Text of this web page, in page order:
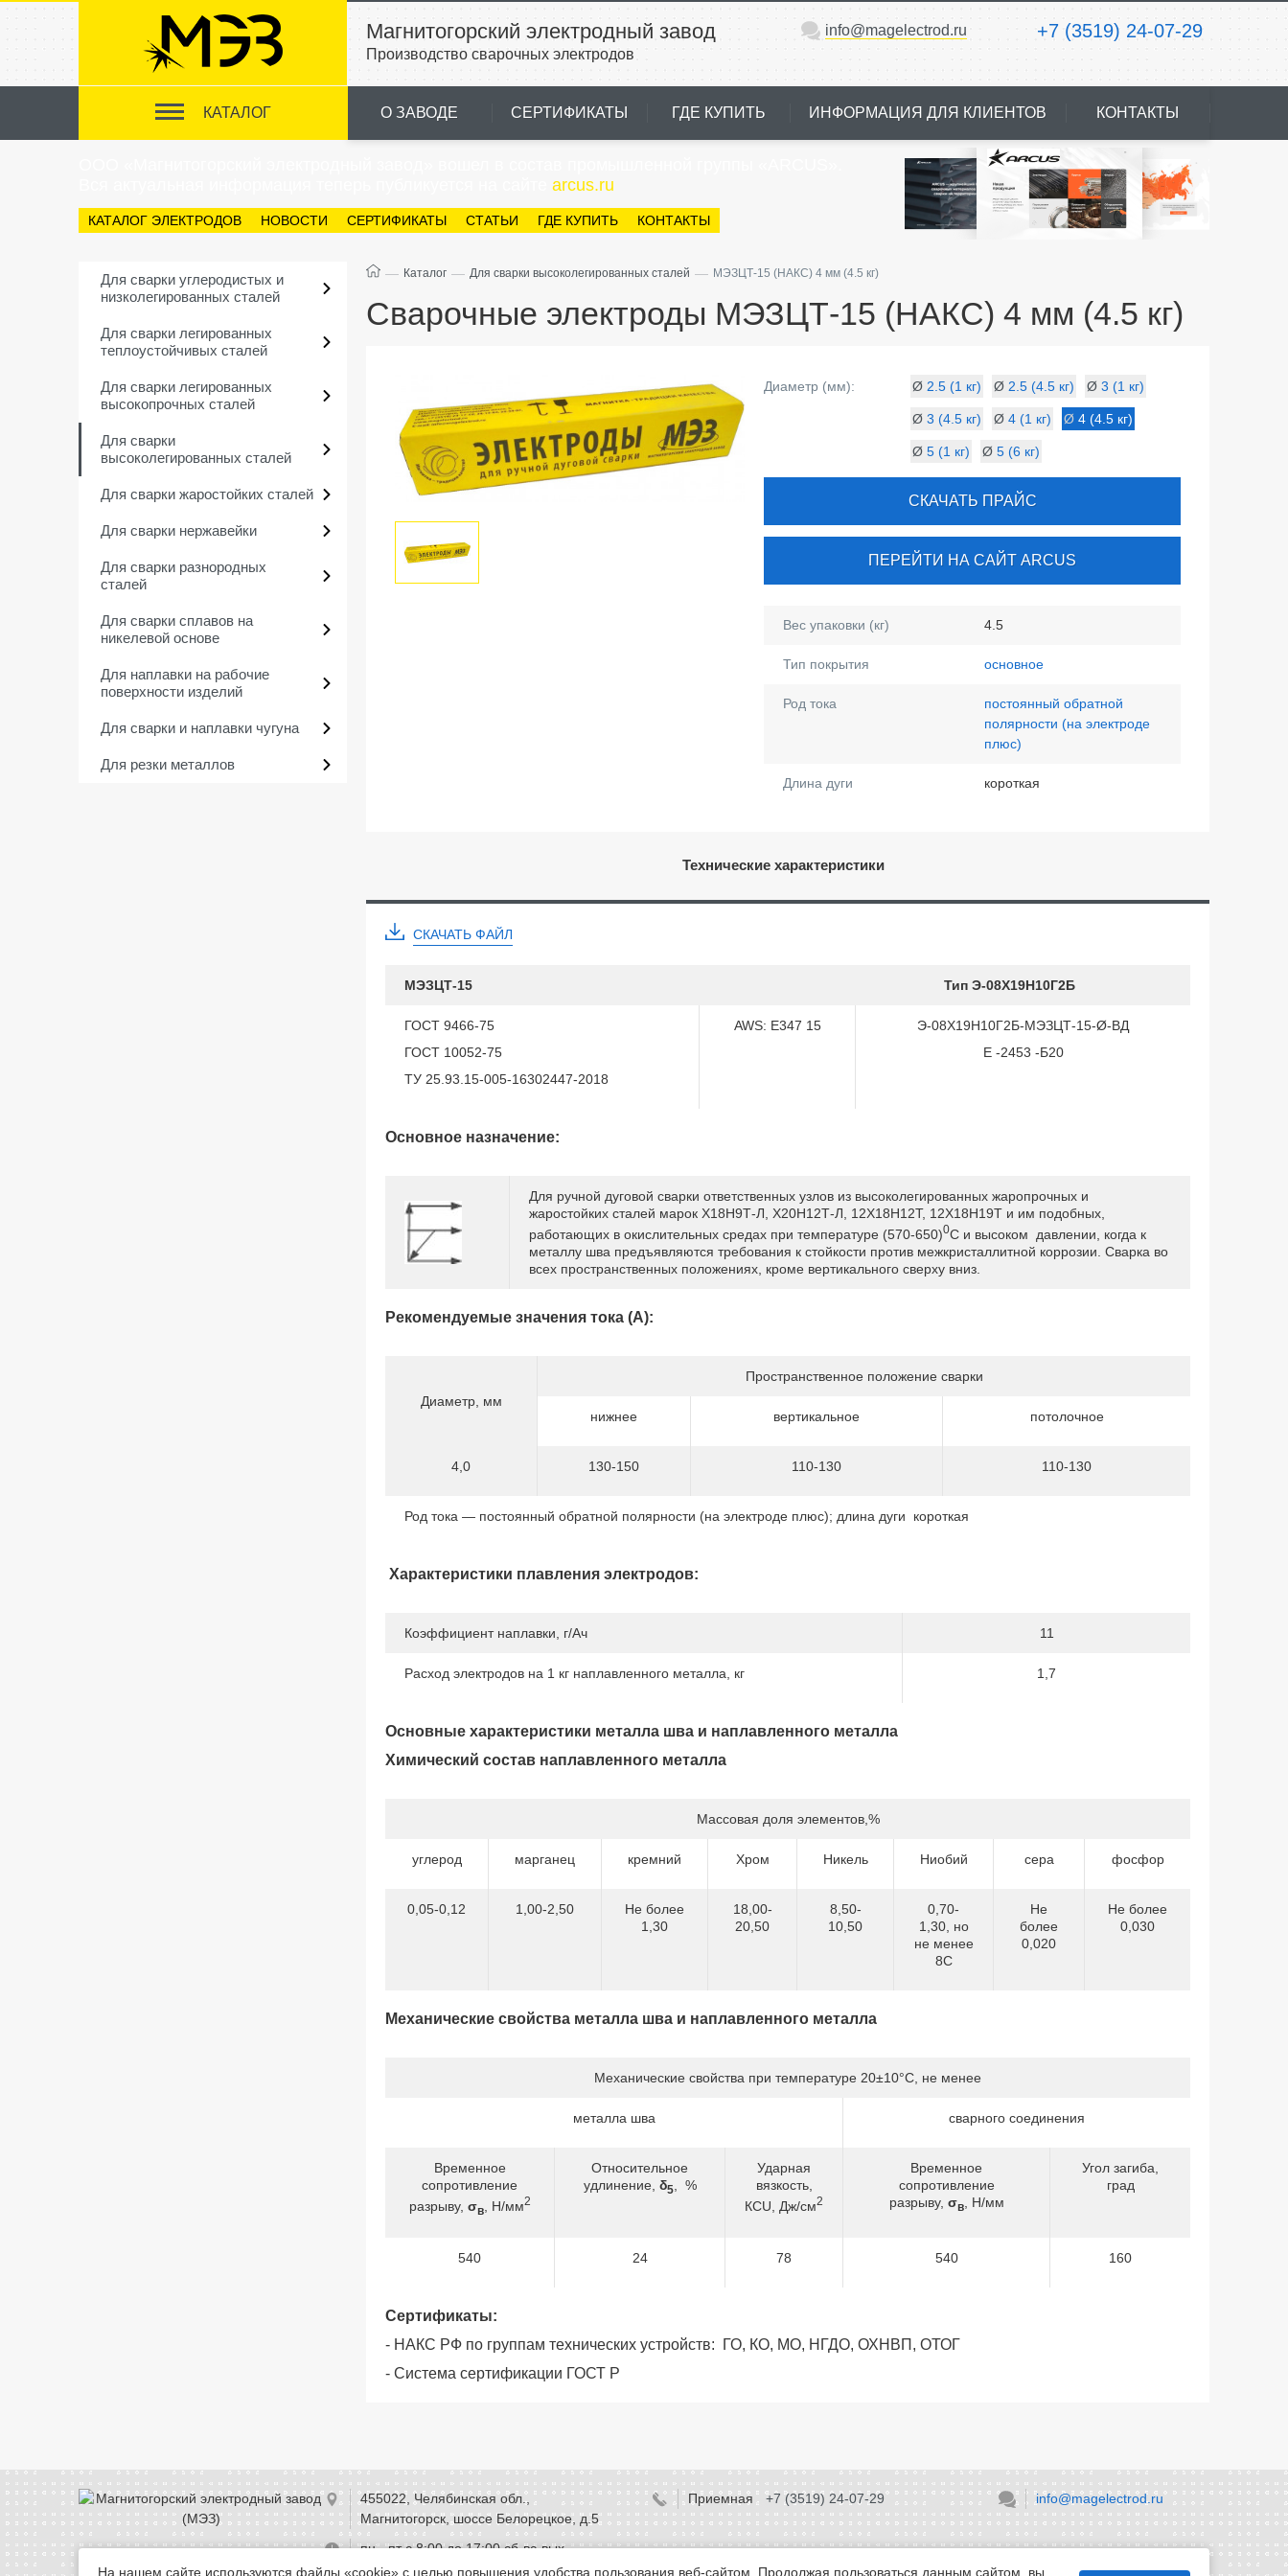
Магнитогорский электродный завод
Производство сварочных электродов
info@magelectrod.ru +7 (3519) 24-07-29
КАТАЛОГ О ЗАВОДЕ СЕРТИФИКАТЫ ГДЕ КУПИТЬ ИНФОРМАЦИЯ ДЛЯ КЛИЕНТОВ КОНТАКТЫ
arcus.ru
КАТАЛОГ ЭЛЕКТРОДОВ НОВОСТИ СЕРТИФИКАТЫ СТАТЬИ ГДЕ КУПИТЬ КОНТАКТЫ
Для сварки углеродистых и
низколегированных сталей
Для сварки легированных
теплоустойчивых сталей
Для сварки легированных
высокопрочных сталей
Для сварки
высоколегированных сталей
Для сварки жаростойких сталей
Для сварки нержавейки
Для сварки разнородных
сталей
Для сварки сплавов на
никелевой основе
Для наплавки на рабочие
поверхности изделий
Для сварки и наплавки чугуна
Для резки металлов
— Каталог — Для сварки высоколегированных сталей — МЭЗЦТ-15 (НАКС) 4 мм (4.5 кг)
Сварочные электроды МЭЗЦТ-15 (НАКС) 4 мм (4.5 кг)
Диаметр (мм): Ø2.5 (1 кг) Ø2.5 (4.5 кг) Ø3 (1 кг)
Ø3 (4.5 кг) Ø4 (1 кг) Ø4 (4.5 кг)
Ø5 (1 кг) Ø5 (6 кг)
СКАЧАТЬ ПРАЙС
ПЕРЕЙТИ НА САЙТ ARCUS
Вес упаковки (кг) 4.5
Тип покрытия основное
Род тока
постоянный обратной
полярности (на электроде
плюс)
Длина дуги короткая
Технические характеристики
СКАЧАТЬ ФАЙЛ
МЭЗЦТ-15 Тип Э-08Х19Н10Г2Б
ГОСТ 9466-75
ГОСТ 10052-75
ТУ 25.93.15-005-16302447-2018
AWS: E347 15
Э-08Х19Н10Г2Б-МЭЗЦТ-15-Ø-ВД
Е -2453 -Б20
Основное назначение:
Для ручной дуговой сварки ответственных узлов из высоколегированных жаропрочных и
жаростойких сталей марок Х18Н9Т-Л, Х20Н12Т-Л, 12Х18Н12Т, 12Х18Н19Т и им подобных,
работающих в окислительных средах при температуре (570-650)0С и высоком давлении, когда к
металлу шва предъявляются требования к стойкости против межкристаллитной коррозии. Сварка во
всех пространственных положениях, кроме вертикального сверху вниз.
Рекомендуемые значения тока (А):
Диаметр, мм
Пространственное положение сварки
нижнее вертикальное потолочное
4,0 130-150 110-130 110-130
Род тока — постоянный обратной полярности (на электроде плюс); длина дуги короткая
Характеристики плавления электродов:
Коэффициент наплавки, г/Ач 11
Расход электродов на 1 кг наплавленного металла, кг 1,7
Основные характеристики металла шва и наплавленного металла
Химический состав наплавленного металла
Массовая доля элементов,%
углерод марганец кремний Хром Никель Ниобий сера фосфор
0,05-0,12 1,00-2,50
Не более
1,30
18,00-
20,50
8,50-
10,50
0,70-
1,30, но
не менее
8С
Не
более
0,020
Не более
0,030
Механические свойства металла шва и наплавленного металла
Механические свойства при температуре 20±10°С, не менее
металла шва сварного соединения
Временное
сопротивление
разрыву, σв, Н/мм2
Относительное
удлинение, δ5 , %
Ударная
вязкость,
КСU, Дж/см2
Временное
сопротивление
разрыву, σв, Н/мм
Угол загиба,
град
540 24 78 540 160
Сертификаты:
- НАКС РФ по группам технических устройств: ГО, КО, МО, НГДО, ОХНВП, ОТОГ
- Система сертификации ГОСТ Р
455022, Челябинская обл.,
Магнитогорск, шоссе Белорецкое, д.5
пн - пт с 8:00 до 17:00 сб-вс-вых.
Приемная +7 (3519) 24-07-29 info@magelectrod.ru
На нашем сайте используются файлы «cookie» с целью повышения удобства пользования веб-сайтом. Продолжая пользоваться данным сайтом, вы